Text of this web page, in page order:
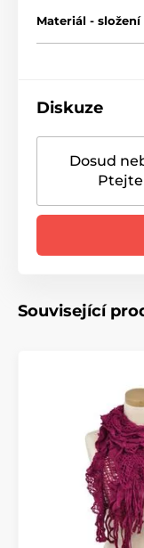
Materiál - složení
Diskuze
Dosud
Ptejte
Související